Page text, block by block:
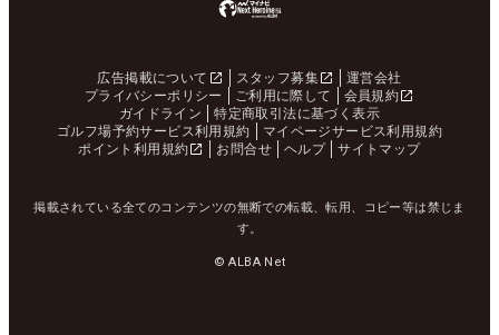
広告掲載について スタッフ募集
運営会社
プライバシーポリシー
ご利用に際して
会員規約
ガイドライン
特定商取引法に基づく表示
ゴルフ場予約サービス利用規約
マイページサービス利用規約
ポイント利用規約
お問合せ ヘルプ サイトマップ
掲載されている全てのコンテンツの無断での転載、転用、コピー等は禁じま
す。
© ALBA Net